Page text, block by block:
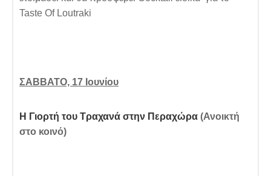
Taste Of Loutraki
ΣΑΒΒΑΤΟ, 17 Ιουνίου
Η Γιορτή του Τραχανά στην Περαχώρα (Ανοικτή
στο κοινό)